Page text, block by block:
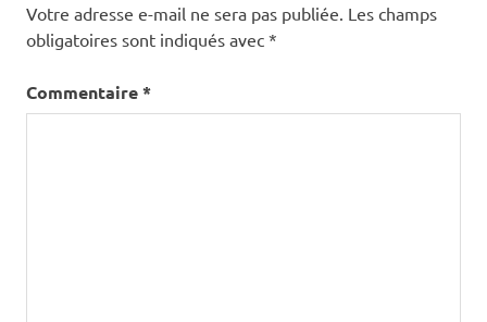
Votre adresse e-mail ne sera pas publiée. Les champs
obligatoires sont indiqués avec *
Commentaire*